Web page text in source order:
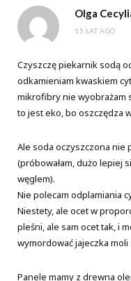
Olga
15 LAT AGO
Czyszczę piekarnik sodą
odkamieniam kwaskiem
mikrofibry nie wyobrażam
to jest eko, bo oszczędza
Ale soda oczyszczona nie
(próbowałam, dużo lepiej
węglem).
Nie polecam odplamiania
Niestety, ale ocet w
pleśni, ale sam ocet tak, i
wymordować jajeczka moli
Panele mamy z drewna